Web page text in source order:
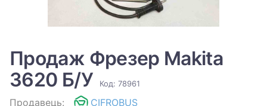
Продаж Фрезер Makita
3620 Б/У
Код: 78961
Продавець:
CIFROBUS